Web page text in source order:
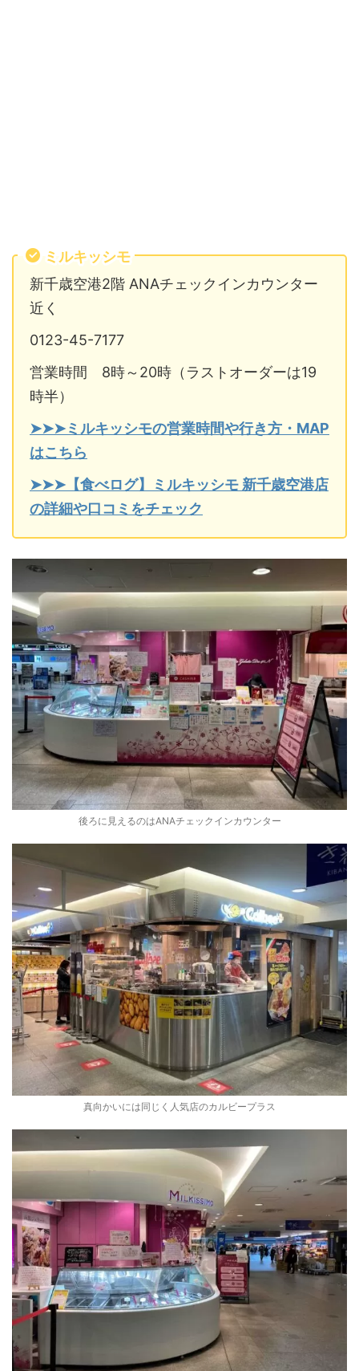
ミルキッシモ
新千歳空港2階 ANAチェックインカウンター
近く
0123-45-7177
営業時間 8時～20時（ラストオーダーは19
時半）
➤➤➤ミルキッシモの営業時間や行き方・MAP
はこちら
➤➤➤【食べログ】ミルキッシモ 新千歳空港店
の詳細や口コミをチェック
後ろに見えるのはANAチェックインカウンター
真向かいには同じく人気店のカルビープラス